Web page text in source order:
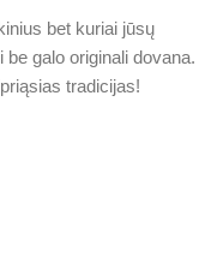
bet kuriai jūsų
galo originali dovana.
tradicijas!